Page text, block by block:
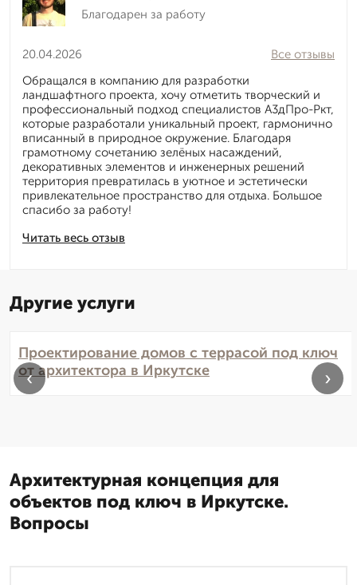
Благодарен за работу
20.04.2026
Читать весь отзыв
Все отзывы
Обращался в компанию для разработки
ландшафтного проекта, хочу отметить творческий и
профессиональный подход специалистов А3дПро-Ркт,
которые разработали уникальный проект, гармонично
вписанный в природное окружение. Благодаря
грамотному сочетанию зелёных насаждений,
декоративных элементов и инженерных решений
территория превратилась в уютное и эстетически
привлекательное пространство для отдыха. Большое
спасибо за работу!
Другие услуги
Проектирование домов с террасой под ключ
от архитектора в Иркутске
‹ ›
Архитектурная концепция для
объектов под ключ в Иркутске.
Вопросы